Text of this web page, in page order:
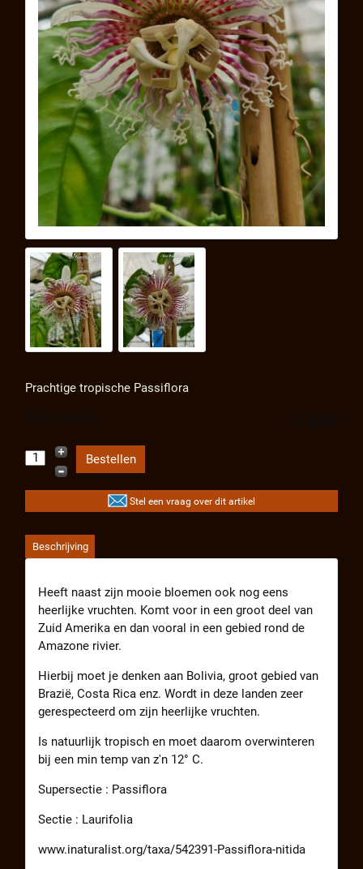
Prachtige tropische Passiflora
Stel een vraag over dit artikel
Beschrijving
Heeft naast zijn mooie bloemen ook nog eens
heerlijke vruchten. Komt voor in een groot deel van
Zuid Amerika en dan vooral in een gebied rond de
Amazone rivier.
Hierbij moet je denken aan Bolivia, groot gebied van
Brazië, Costa Rica enz. Wordt in deze landen zeer
gerespecteerd om zijn heerlijke vruchten.
Is natuurlijk tropisch en moet daarom overwinteren
bij een min temp van z'n 12° C.
Supersectie : Passiflora
Sectie : Laurifolia
www.inaturalist.org/taxa/542391-Passiflora-nitida